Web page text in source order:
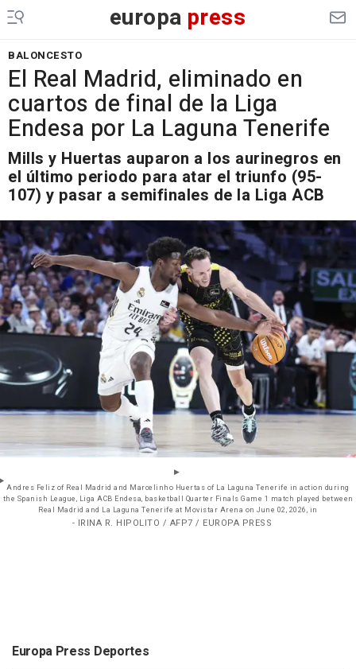
europa press
BALONCESTO
El Real Madrid, eliminado en
cuartos de final de la Liga
Endesa por La Laguna Tenerife
Mills y Huertas auparon a los aurinegros en
el último periodo para atar el triunfo (95-
107) y pasar a semifinales de la Liga ACB
Andres Feliz of Real Madrid and Marcelinho Huertas of La Laguna Tenerife in action during
the Spanish League, Liga ACB Endesa, basketball Quarter Finals Game 1 match played between
Real Madrid and La Laguna Tenerife at Movistar Arena on June 02, 2026, in
- IRINA R. HIPOLITO / AFP7 / EUROPA PRESS
Europa Press Deportes